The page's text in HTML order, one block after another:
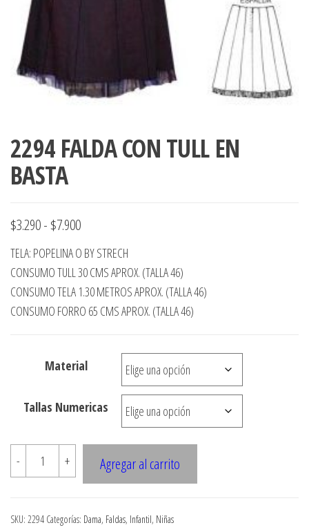
accumark ,
pdf , Moldes
Gerber ,
Graduaciones,
Ploteo y
Digitalización
accumark,
Moldes en
pdf, Moldes
Santiago-
Chile.
2294 FALDA CON TULL EN
BASTA
$3.290- $7.900Rango
de
precios:
desde
$3.290
$7.900
TELA: POPELINA O BY STRECH
CONSUMO TULL 30 CMS APROX. (TALLA 46)
CONSUMO TELA 1.30 METROS APROX. (TALLA 46)
CONSUMO FORRO 65 CMS APROX. (TALLA 46)
Material
Tallas Numericas
-
2294
+ Agregar al carrito
SKU: 2294 Categorías: Dama, Faldas, Infantil, Niñas